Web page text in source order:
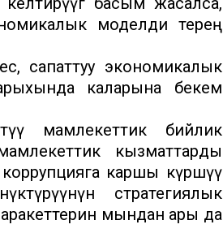
моделди терең
сапаттуу экономикалык
каларына бекем
мамлекеттик бийлик
кызматтарды
каршы күрөшүү
стратегиялык
мындан ары да